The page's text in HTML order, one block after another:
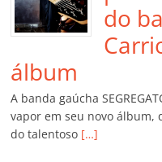
do
álbum
A banda gaúcha
vapor em seu novo álbum,
do talentoso […]